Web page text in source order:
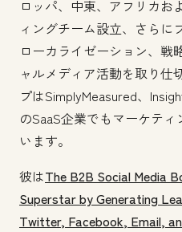
ロッパ、中東、アフリカお
ィングチーム設立、さらに
ローカライゼーション、戦
ャルメディア活動を取り仕
プはSimplyMeasured、
のSaaS企業でもマーケテ
います。
彼はThe B2B Social Media
Superstar by Generating
Twitter, Facebook, Email,